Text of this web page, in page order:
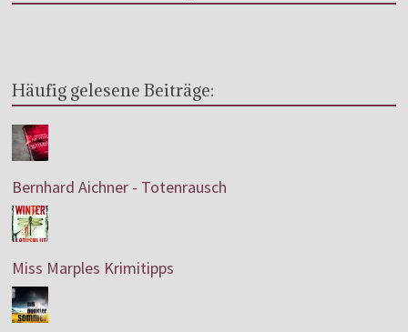
Häufig gelesene Beiträge:
Bernhard Aichner - Totenrausch
Miss Marples Krimitipps